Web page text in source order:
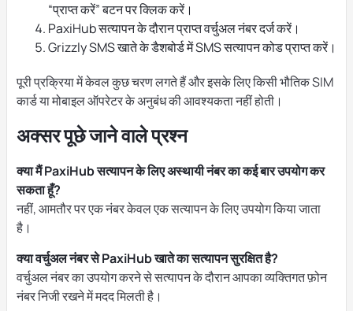
“प्राप्त करें” बटन पर क्लिक करें।
PaxiHub सत्यापन के दौरान प्राप्त वर्चुअल नंबर दर्ज करें।
Grizzly SMS खाते के डैशबोर्ड में SMS सत्यापन कोड प्राप्त करें।
पूरी प्रक्रिया में केवल कुछ चरण लगते हैं और इसके लिए किसी भौतिक SIM
कार्ड या मोबाइल ऑपरेटर के अनुबंध की आवश्यकता नहीं होती।
अक्सर पूछे जाने वाले प्रश्न
क्या मैं PaxiHub सत्यापन के लिए अस्थायी नंबर का कई बार उपयोग कर
सकता हूँ?
नहीं, आमतौर पर एक नंबर केवल एक सत्यापन के लिए उपयोग किया जाता
है।
क्या वर्चुअल नंबर से PaxiHub खाते का सत्यापन सुरक्षित है?
वर्चुअल नंबर का उपयोग करने से सत्यापन के दौरान आपका व्यक्तिगत फ़ोन
नंबर निजी रखने में मदद मिलती है।